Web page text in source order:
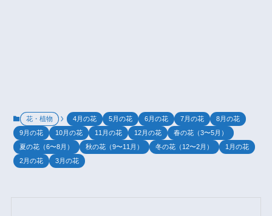
花・植物 4月の花 5月の花 6月の花 7月の花
8月の花
9月の花
10月の花 11月の花 12月の花
春の花（3〜5月）
夏の花（6〜8月）
秋の花（9〜11月） 冬の花（12〜2月）
1月の花
2月の花
3月の花